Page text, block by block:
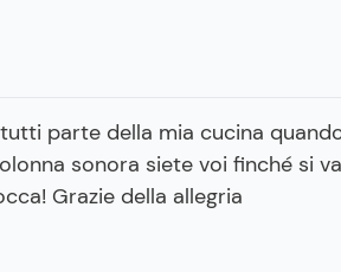
parte della mia cucina
sonora siete voi finché si
Grazie della allegria